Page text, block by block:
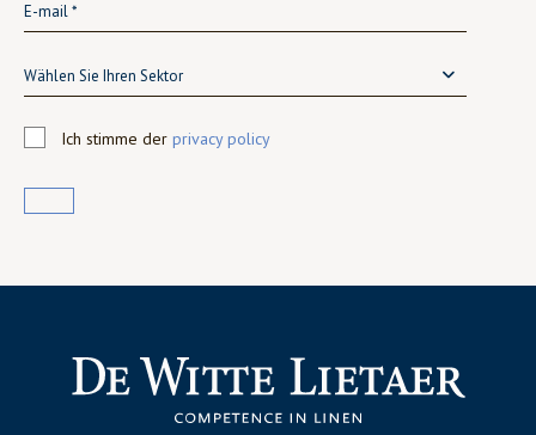
Wählen Sie Ihren Sektor
Ich stimme der privacy policy